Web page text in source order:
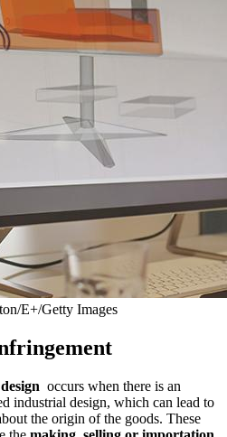
E+/Getty Images
occurs when there is an
industrial design, which can lead to
the origin of the goods. These